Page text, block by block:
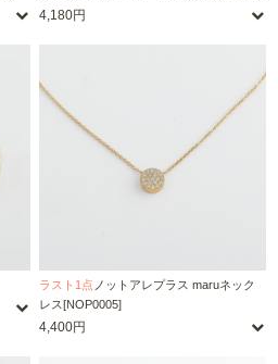
4,180円
ラスト1点 ノットアレプラス maruネック
レス[NOP0005]
4,400円